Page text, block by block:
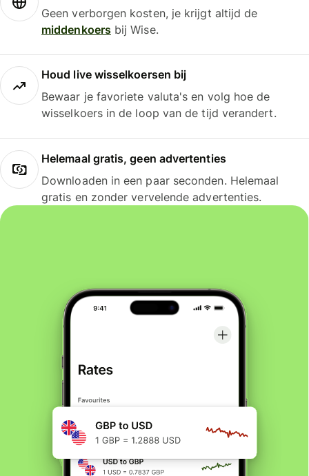
Geen verborgen kosten, je krijgt altijd de
middenkoersbij Wise.
Houd live wisselkoersen bij
Bewaar je favoriete valuta's en volg hoe de
wisselkoers in de loop van de tijd verandert.
Helemaal gratis, geen advertenties
Downloaden in een paar seconden. Helemaal
gratis en zonder vervelende advertenties.